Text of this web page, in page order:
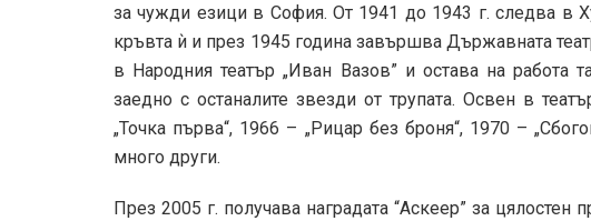
за чужди езици в София. От 1941 до 1943 г. следва в
кръвта ѝ и през 1945 година завършва Държавната
в Народния театър „Иван Вазов” и остава на работа
заедно с останалите звезди от трупата. Освен в
„Точка първа“, 1966 – „Рицар без броня“, 1970 –
много други.
През 2005 г. получава наградата “Аскеер” за